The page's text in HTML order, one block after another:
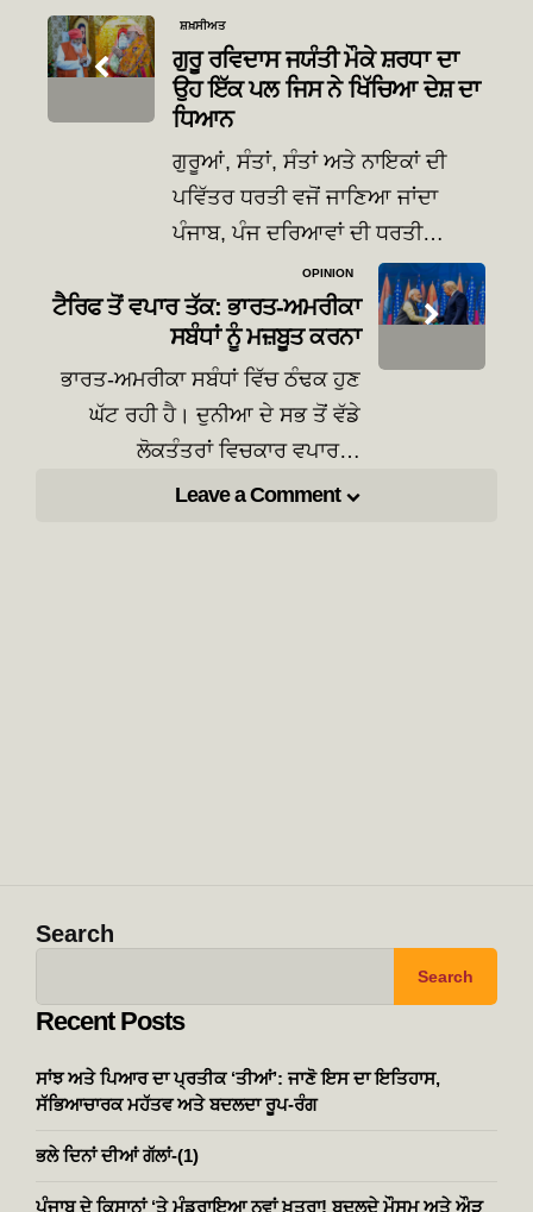
Post
navigation
ਸ਼ਖ਼ਸੀਅਤ
ਗੁਰੂ ਰਵਿਦਾਸ ਜਯੰਤੀ ਮੌਕੇ ਸ਼ਰਧਾ ਦਾ
ਉਹ ਇੱਕ ਪਲ ਜਿਸ ਨੇ ਖਿੱਚਿਆ ਦੇਸ਼ ਦਾ
ਧਿਆਨ
ਗੁਰੂਆਂ, ਸੰਤਾਂ, ਸੰਤਾਂ ਅਤੇ ਨਾਇਕਾਂ ਦੀ
ਪਵਿੱਤਰ ਧਰਤੀ ਵਜੋਂ ਜਾਣਿਆ ਜਾਂਦਾ
ਪੰਜਾਬ, ਪੰਜ ਦਰਿਆਵਾਂ ਦੀ ਧਰਤੀ…
OPINION
ਟੈਰਿਫ ਤੋਂ ਵਪਾਰ ਤੱਕ: ਭਾਰਤ-ਅਮਰੀਕਾ
ਸਬੰਧਾਂ ਨੂੰ ਮਜ਼ਬੂਤ ​​ਕਰਨਾ
ਭਾਰਤ-ਅਮਰੀਕਾ ਸਬੰਧਾਂ ਵਿੱਚ ਠੰਢਕ ਹੁਣ
ਘੱਟ ਰਹੀ ਹੈ। ਦੁਨੀਆ ਦੇ ਸਭ ਤੋਂ ਵੱਡੇ
ਲੋਕਤੰਤਰਾਂ ਵਿਚਕਾਰ ਵਪਾਰ…
Leave a Comment
Search
Search
Recent Posts
ਸਾਂਝ ਅਤੇ ਪਿਆਰ ਦਾ ਪ੍ਰਤੀਕ ‘ਤੀਆਂ’: ਜਾਣੋ ਇਸ ਦਾ ਇਤਿਹਾਸ,
ਸੱਭਿਆਚਾਰਕ ਮਹੱਤਵ ਅਤੇ ਬਦਲਦਾ ਰੂਪ-ਰੰਗ
ਭਲੇ ਦਿਨਾਂ ਦੀਆਂ ਗੱਲਾਂ-(1)
ਪੰਜਾਬ ਦੇ ਕਿਸਾਨਾਂ ‘ਤੇ ਮੰਡਰਾਇਆ ਨਵਾਂ ਖ਼ਤਰਾ! ਬਦਲਦੇ ਮੌਸਮ ਅਤੇ ਔੜ